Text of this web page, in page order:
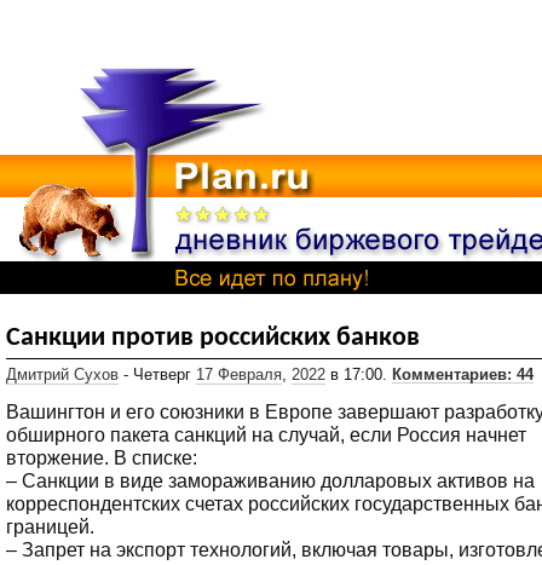
Санкции против российских банков
Дмитрий Сухов - Четверг 17 Февраля, 2022 в 17:00. Комментариев: 44
Вашингтон и его союзники в Европе завершают
обширного пакета санкций на случай, если Россия начнет
вторжение. В списке:
– Санкции в виде замораживанию долларовых активов на
корреспондентских счетах российских государственных
границей.
– Запрет на экспорт технологий, включая товары,